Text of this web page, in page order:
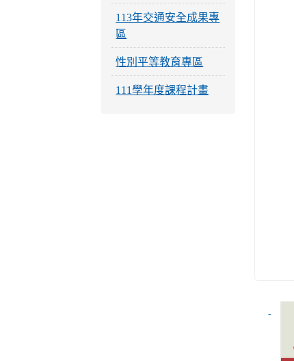
113年交通安全成果專
區
性別平等教育專區
111學年度課程計畫